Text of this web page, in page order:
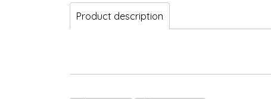
Product description